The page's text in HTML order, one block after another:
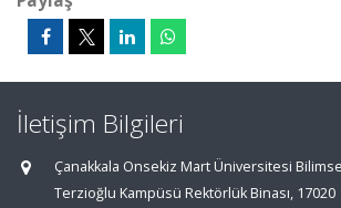
İletişim Bilgileri
Çanakkala Onsekiz Mart Üniversitesi
Terzioğlu Kampüsü Rektörlük Binası, 17020